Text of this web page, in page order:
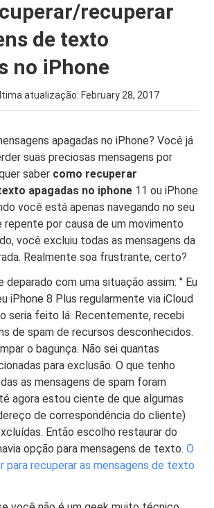
recuperar
de texto
no iPhone
atualização: February 28, 2017
apagadas no iPhone? Você já
suas preciosas mensagens por
saber como recuperar
apagadas no iphone 11 ou iPhone
você está apenas navegando no seu
por causa de um movimento
você excluiu todas as mensagens da
Realmente soa frustrante, certo?
com uma situação assim: " Eu
iPhone 8 Plus regularmente via iCloud
seria feito lá. Recentemente, recebi
de spam de recursos desconhecidos.
o bagunça. Não sei quantas
para exclusão. O que tenho
as mensagens de spam foram
agora estou ciente de que algumas
de correspondência do cliente)
Então escolho restaurar do
opção para mensagens de texto.O
para recuperar as mensagens de texto